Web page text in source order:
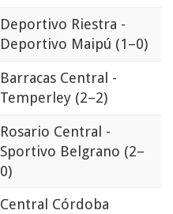
Deportivo Riestra -
Deportivo Maipú (1–0)
Barracas Central -
Temperley (2–2)
Rosario Central -
Sportivo Belgrano (2–
0)
Central Córdoba